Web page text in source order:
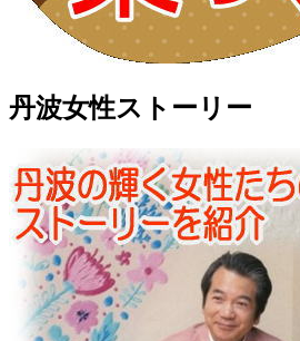
丹波女性ストーリー